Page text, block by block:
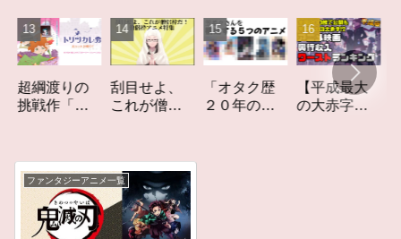
渡りの
作「ト
刮目せよ、
これが僧侶
メ」特集ア
ニメコラム
「オタク歴
２０年の私
メ」アニメ
コラム #私を
構成する5つ
のアニメ
【平成最大
の大赤字】
作家
りか
ファンタジーアニメ一覧